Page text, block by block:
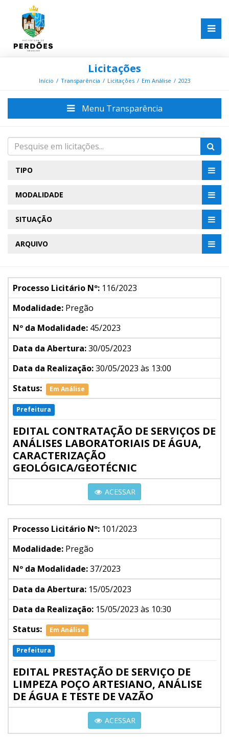
Licitações
Início Transparência Licitações Em Análise 2023
Menu Transparência
TIPO
MODALIDADE
SITUAÇÃO
ARQUIVO
Processo Licitário Nº: 116/2023
Modalidade: Pregão
Nº da Modalidade: 45/2023
Data da Abertura:30/05/2023
Data da Realização:30/05/2023 às 13:00
Status:
Em Análise
Prefeitura
EDITAL CONTRATAÇÃO DE SERVIÇOS DE
ANÁLISES LABORATORIAIS DE ÁGUA,
CARACTERIZAÇÃO
GEOLÓGICA/GEOTÉCNIC
ACESSAR
Processo Licitário Nº: 101/2023
Modalidade: Pregão
Nº da Modalidade:37/2023
Data da Abertura: 15/05/2023
Data da Realização: 15/05/2023 às 10:30
Status:
Em Análise
Prefeitura
EDITAL PRESTAÇÃO DE SERVIÇO DE
LIMPEZA POÇO ARTESIANO, ANÁLISE
DE ÁGUA E TESTE DE VAZÃO
ACESSAR